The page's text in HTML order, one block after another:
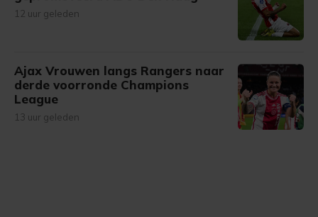
12 uur geleden
Ajax Vrouwen langs Rangers naar
derde voorronde Champions
League
13 uur geleden